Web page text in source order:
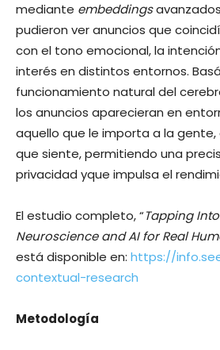
mediante embeddings
pudieron ver anuncios que
con el tono emocional, la
interés en distintos entornos.
funcionamiento natural del
los anuncios aparecieran en
aquello que le importa a la
que siente, permitiendo una
privacidad yque impulsa el
El estudio completo, “Tapping
Neuroscience and AI for Real
está disponible en: https://
contextual-research
Metodología